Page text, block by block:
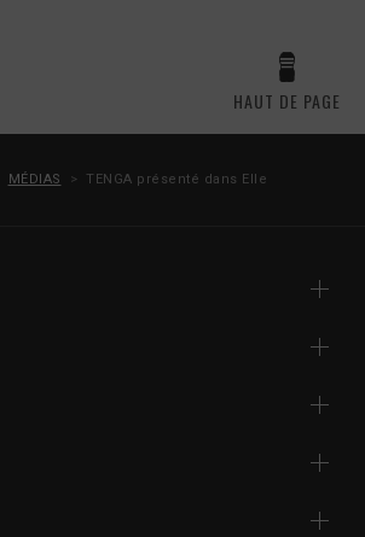
HAUT DE PAGE
MÉDIAS TENGA présenté dans Elle